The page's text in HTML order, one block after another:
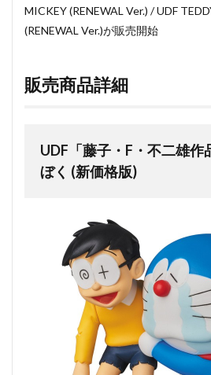
MICKEY (RENEWAL Ver.) / UDF
(RENEWAL Ver.)が販売開始
販売商品詳細
UDF「藤子・F・不二雄作
ぼく (新価格版)